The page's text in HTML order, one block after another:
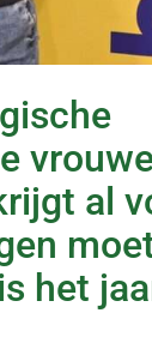
al
het